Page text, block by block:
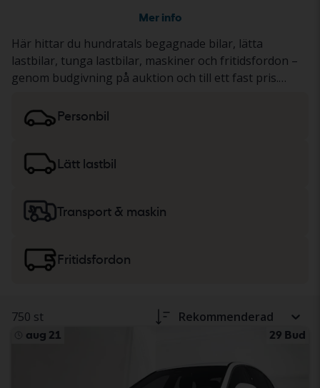
Mer info
Här hittar du hundratals begagnade bilar, lätta
lastbilar, tunga lastbilar, maskiner och fritidsfordon –
genom budgivning på auktion och till ett fast pris.
test eller dokumenterats utifrån ett standardiserat
protokoll. Resultatet presenterar vi i
lätta lastbilareller
Personbil
Lätt lastbil
Transport & maskin
Fritidsfordon
750 st Rekommenderad
aug 21 29 Bud